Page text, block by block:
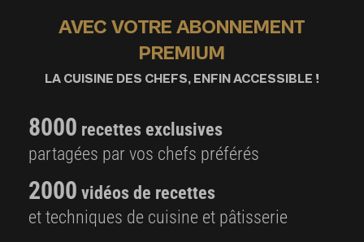
AVEC VOTRE ABONNEMENT
PREMIUM
LA CUISINE DES CHEFS, ENFIN ACCESSIBLE !
8000 recettes exclusives
partagées par vos chefs préférés
2000 vidéos de recettes
et techniques de cuisine et pâtisserie